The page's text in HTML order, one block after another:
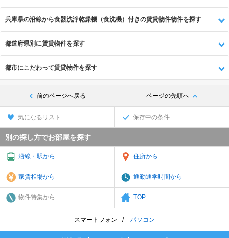
兵庫県の沿線から食器洗浄乾燥機（食洗機）付きの賃貸物件物件を探す
都道府県別に賃貸物件を探す
都市にこだわって賃貸物件を探す
前のページへ戻る ページの先頭へ
気になるリスト 保存中の条件
別の探し方でお部屋を探す
沿線・駅から 住所から
家賃相場から 通勤通学時間から
物件特集から TOP
スマートフォン パソコン